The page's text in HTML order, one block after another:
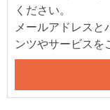
ください。
メールアドレス
ンツやサービスを